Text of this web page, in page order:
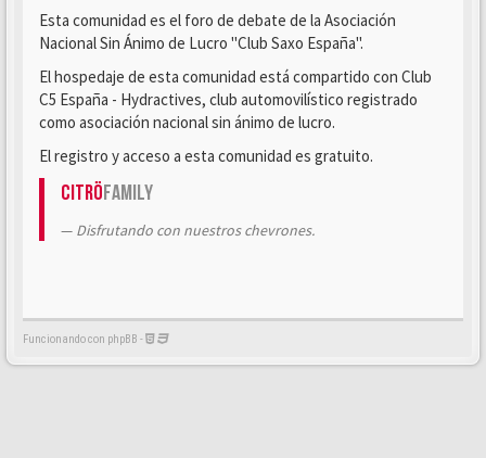
Esta comunidad es el foro de debate de la Asociación
Nacional Sin Ánimo de Lucro "Club Saxo España".
El hospedaje de esta comunidad está compartido con Club
C5 España - Hydractives, club automovilístico registrado
como asociación nacional sin ánimo de lucro.
El registro y acceso a esta comunidad es gratuito.
CitröFamily
Disfrutando con nuestros chevrones.
Funcionando con phpBB -